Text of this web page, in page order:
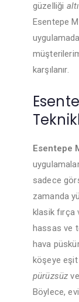
güzelliği
Esentepe
karşılanır.
Esentepe
sadece
zamanda
klasik fırça
hassas ve
hava
köşeye eşit
pürüzsüz ve
Böylece,